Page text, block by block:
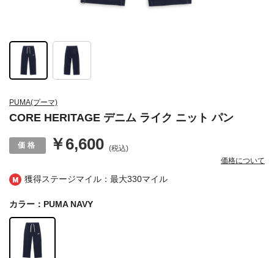
獲得ステージマイル：最大330マイル
PUMA(プーマ)
CORE HERITAGE デニム ライク ニット パン
￥6,600 (税込)
価格について
カラー：PUMA NAVY